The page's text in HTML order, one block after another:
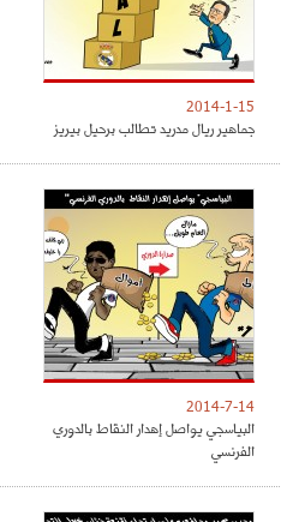
2014-1-15
جماهير ريال مدريد تطالب برحيل بيريز
2014-7-14
البياسجي يواصل إهدار النقاط بالدوري
الفرنسي